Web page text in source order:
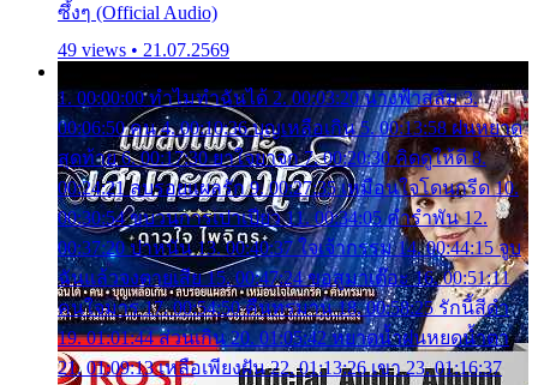
ซึ้งๆ (Official Audio)
49 views • 21.07.2569
1. 00:00:00 ทำไมทำฉันได้ 2. 00:03:20 นางฟ้าสลัม 3.
00:06:50 คน 4. 00:10:36 บุญเหลือเกิน 5. 00:13:58 ฝนหยาด
สุดท้าย 6. 00:17:30 ยาใจยาจก 7. 00:20:30 คิดดูให้ดี 8.
00:24:21 ลบรอยแผลรัก 9. 00:27:35 เหมือนใจโดนกรีด 10.
00:30:54 ขบวนการเปาเปียว 11. 00:34:05 คำรำพัน 12.
00:37:20 ปาหนัน 13. 00:40:37 ใจเจ้ากรรม 14. 00:44:15 จูบ
ฉันแล้วจงตายเสีย 15. 00:47:24 ขอสูมาเต๊อะ 16. 00:51:11
คนใจมาร 17. 00:54:50 คืนทรมาน 18. 00:58:25 รักนี้สีดำ
19. 01:01:44 ส่วนเกิน 20. 01:05:42 หยาดน้ำฝนหยดน้ำตา
21. 01:09:13 เหลือเพียงฝัน 22. 01:13:26 เขา 23. 01:16:37